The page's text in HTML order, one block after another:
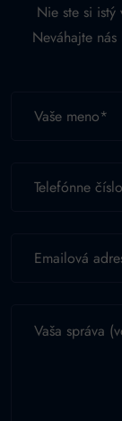
Nie ste si
Neváhajte